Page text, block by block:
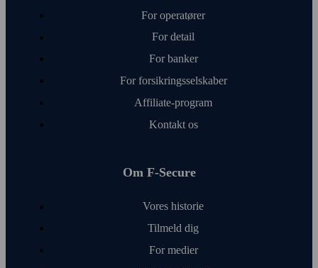
For operatører
For detail
For banker
For forsikringsselskaber
Affiliate-program
Kontakt os
Om F‑Secure
Vores historie
Tilmeld dig
For medier